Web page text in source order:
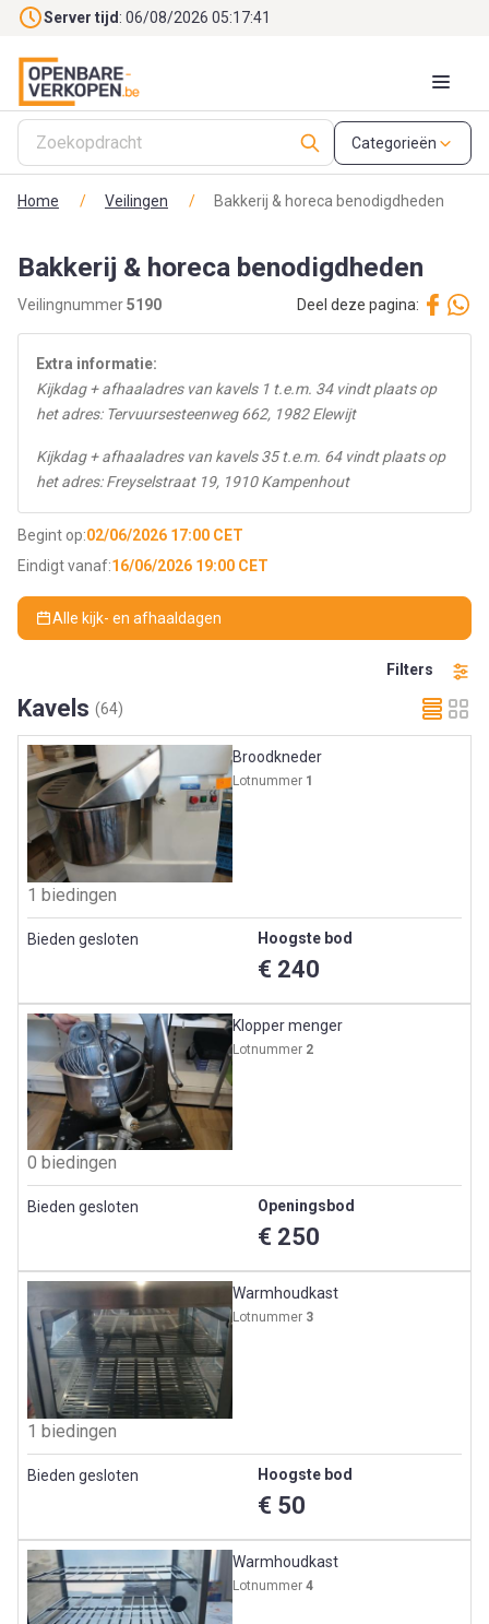
Skip to main content
Server tijd : 06/08/2026 05:17:43
Categorieën
Home / Veilingen / Bakkerij & horeca benodigdheden
Bakkerij & horeca benodigdheden
Veilingnummer5190 Deel deze pagina:
Extra informatie:
Kijkdag + afhaaladres van kavels 1 t.e.m. 34 vindt plaats op
het adres: Tervuursesteenweg 662, 1982 Elewijt
Kijkdag + afhaaladres van kavels 35 t.e.m. 64 vindt plaats op
het adres: Freyselstraat 19, 1910 Kampenhout
Begint op:02/06/2026 17:00 CET
Eindigt vanaf:16/06/2026 19:00 CET
Alle kijk- en afhaaldagen
Filters
Kavels (64)
Broodkneder
Lotnummer 1
1 biedingen
Bieden gesloten Hoogste bod
€ 240
Klopper menger
Lotnummer 2
0 biedingen
Bieden gesloten Openingsbod
€ 250
Warmhoudkast
Lotnummer 3
1 biedingen
Bieden gesloten Hoogste bod
€ 50
Warmhoudkast
Lotnummer4